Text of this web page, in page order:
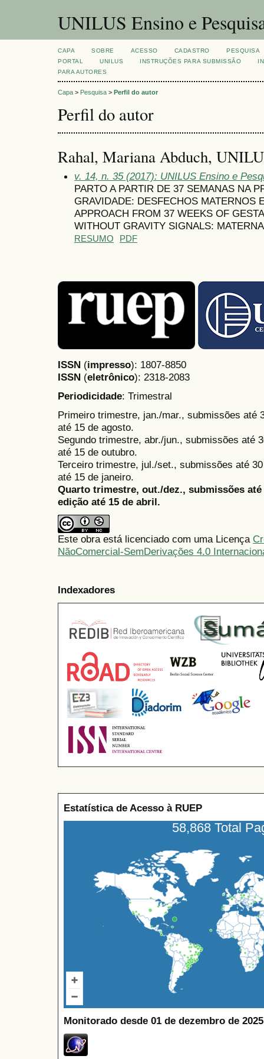
UNILUS Ensino e
CAPA SOBRE ACESSO CADASTRO
PESQUISA
PORTAL
UNILUS INSTRUÇÕES PARA SUBMISSÃO
PARA AUTORES
Capa > Pesquisa > Perfil do autor
Perfil do autor
Rahal, Mariana Abduch,
v. 14, n. 35 (2017): UNILUS Ensino e
PARTO A PARTIR DE 37 SEMANAS NA
GRAVIDADE: DESFECHOS MATERNOS
APPROACH FROM 37 WEEKS OF
WITHOUT GRAVITY SIGNALS:
RESUMO PDF
ISSN (impresso): 1807-8850
ISSN (eletrônico): 2318-2083
Periodicidade: Trimestral
Primeiro trimestre, jan./mar., submissões até
até 15 de agosto.
Segundo trimestre, abr./jun., submissões até
até 15 de outubro.
Terceiro trimestre, jul./set., submissões até
até 15 de janeiro.
Quarto trimestre, out./dez., submissões
edição até 15 de abril.
Este obra está licenciado com uma Licença
NãoComercial-SemDerivações 4.0
Indexadores
Estatística de Acesso à RUEP
58,868 Total
Monitorado desde 01 de dezembro de